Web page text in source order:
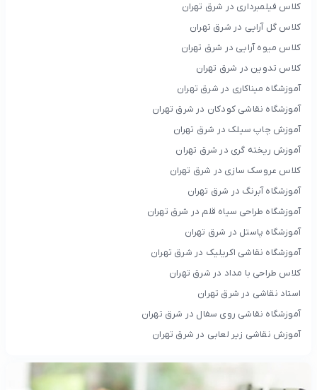
کلاس فیلمبرداری در شرق تهران
کلاس گل آرایی در شرق تهران
کلاس میوه آرایی در شرق تهران
کلاس تدوین در شرق تهران
آموزشگاه میناکاری در شرق تهران
آموزشگاه نقاشی کودکان در شرق تهران
آموزش چاپ سیلک در شرق تهران
آموزش ریخته گری در شرق تهران
کلاس عروسک سازی در شرق تهران
آموزشگاه آبرنگ در شرق تهران
آموزشگاه طراحی سیاه قلم در شرق تهران
آموزشگاه پاستل در شرق تهران
آموزشگاه نقاشی اکریلیک در شرق تهران
کلاس طراحی با مداد در شرق تهران
استاد نقاشی در شرق تهران
آموزشگاه نقاشی روی سفال در شرق تهران
آموزش نقاشی زیر لعابی در شرق تهران